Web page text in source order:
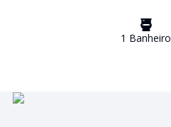
1 Banheiro